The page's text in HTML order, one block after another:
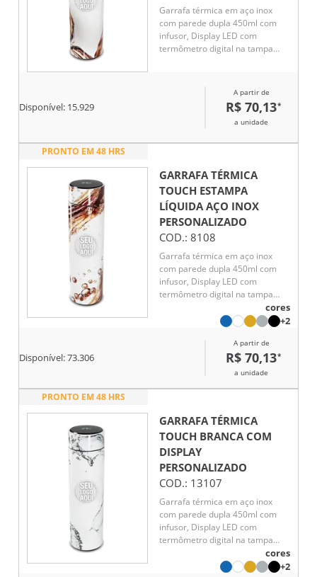
Garrafa térmica em aço inox
com parede dupla 450ml com
infusor, Display LED com
termômetro digital na tampa
Disponível: 15.929
A partir de
R$ 70,13*
a unidade
PRONTO EM 48 HRS
GARRAFA TÉRMICA
TOUCH ESTAMPA
LÍQUIDA AÇO INOX
PERSONALIZADO
COD.: 8108
Garrafa térmica em aço inox
com parede dupla 450ml com
infusor, Display LED com
termômetro digital na tampa
para indicar a temperatura do
líquido, Conserva líquido quente
cores
+2
Disponível:73.306
A partir de
R$ 70,13*
a unidade
PRONTO EM 48 HRS
GARRAFA TÉRMICA
TOUCH BRANCA COM
DISPLAY
PERSONALIZADO
COD.: 13107
Garrafa térmica em aço inox
com parede dupla 450ml com
infusor, Display LED com
termômetro digital na tampa
para indicar a temperatura do
líquido, Conserva líquido quente
cores
+2